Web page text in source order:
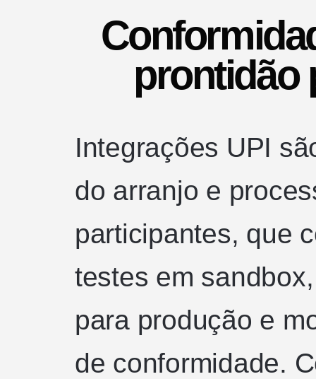
prontidão
Integrações UPI
do arranjo e
participantes, que
testes em
para produção e
de conformidade.